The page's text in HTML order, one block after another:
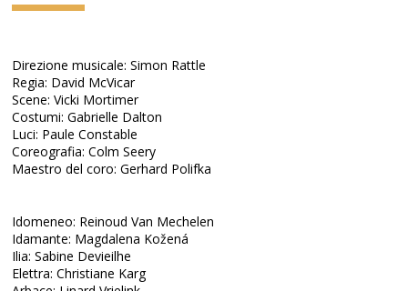
Direzione musicale: Simon Rattle
Regia: David McVicar
Scene: Vicki Mortimer
Costumi: Gabrielle Dalton
Luci: Paule Constable
Coreografia: Colm Seery
Maestro del coro: Gerhard Polifka
Idomeneo: Reinoud Van Mechelen
Idamante: Magdalena Kožená
Ilia: Sabine Devieilhe
Elettra: Christiane Karg